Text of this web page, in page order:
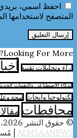
احفظ اسمي، بريدي
المتصفح لاستخدامها
Looking For More?
آراء وتحليلات تقنية
الذكاء الاصطناعي والتقنيات
تكنولوجيا وابحاث صحة
محافطات
© حقوق النشر 2026، جميع الحقوق محفوظة |
ALMSAANEWS
|